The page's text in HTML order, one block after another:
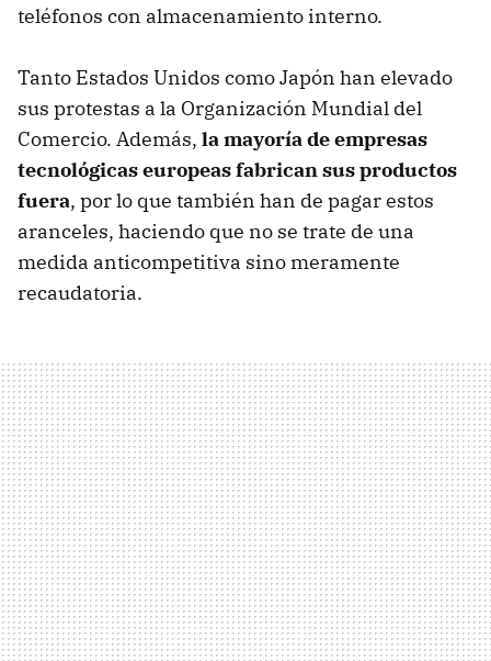
teléfonos con almacenamiento interno.
Tanto Estados Unidos como Japón han elevado
sus protestas a la Organización Mundial del
Comercio. Además, la mayoría de empresas
tecnológicas europeas fabrican sus productos
fuera, por lo que también han de pagar estos
aranceles, haciendo que no se trate de una
medida anticompetitiva sino meramente
recaudatoria.